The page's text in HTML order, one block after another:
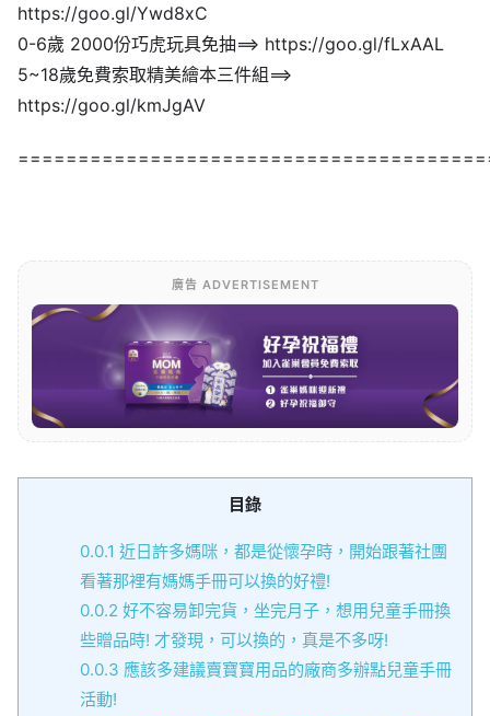
https://goo.gl/Ywd8xC
0-6歲 2000份巧虎玩具免抽==> https://goo.gl/fLxAAL
5~18歲免費索取精美繪本三件組==>
https://goo.gl/kmJgAV
廣告 ADVERTISEMENT
目錄
0.0.1 近日許多媽咪，都是從懷孕時，開始跟著社團
看著那裡有媽媽手冊可以換的好禮!
0.0.2 好不容易卸完貨，坐完月子，想用兒童手冊換
些贈品時! 才發現，可以換的，真是不多呀!
0.0.3 應該多建議賣寶寶用品的廠商多辦點兒童手冊
活動!